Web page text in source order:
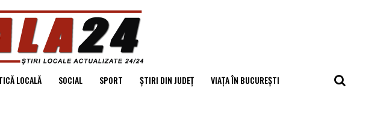
LOCALĂ SOCIAL SPORT ȘTIRI DIN JUDEȚ VIAȚA ÎN BUCUREȘTI